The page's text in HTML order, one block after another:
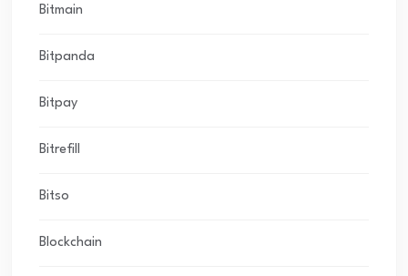
Bitmain
Bitpanda
Bitpay
Bitrefill
Bitso
Blockchain